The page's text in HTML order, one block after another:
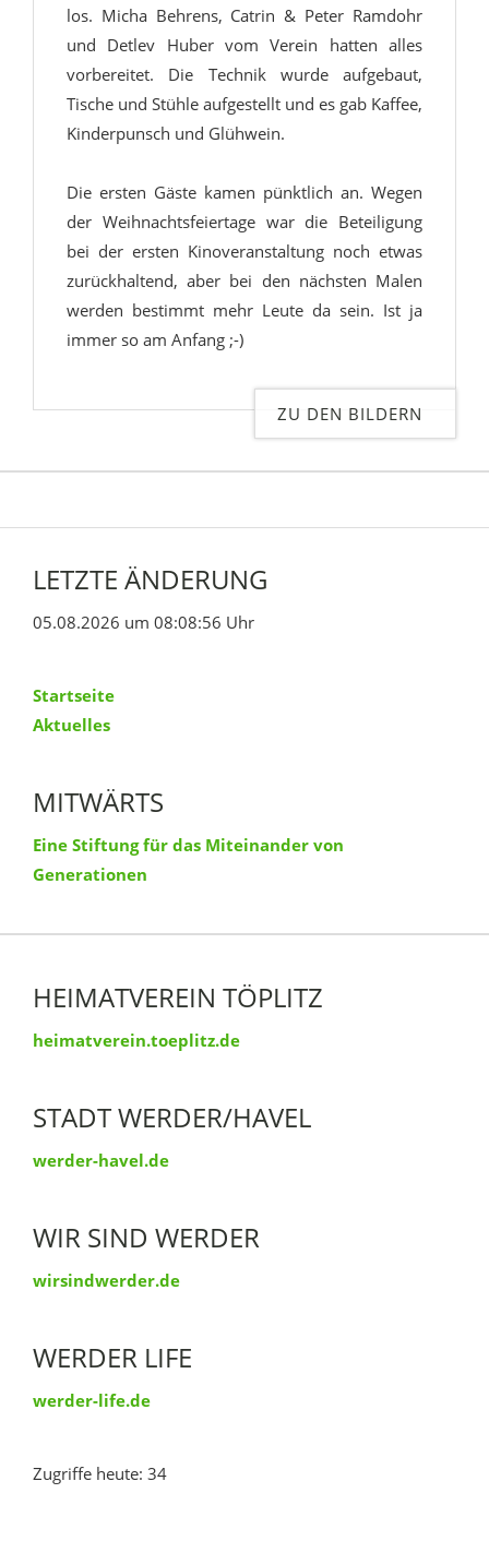
los. Micha Behrens, Catrin & Peter Ramdohr
und Detlev Huber vom Verein hatten alles
vorbereitet. Die Technik wurde aufgebaut,
Tische und Stühle aufgestellt und es gab Kaffee,
Kinderpunsch und Glühwein.
Die ersten Gäste kamen pünktlich an. Wegen
der Weihnachtsfeiertage war die Beteiligung
bei der ersten Kinoveranstaltung noch etwas
zurückhaltend, aber bei den nächsten Malen
werden bestimmt mehr Leute da sein. Ist ja
immer so am Anfang ;-)
ZU DEN BILDERN
LETZTE ÄNDERUNG
05.08.2026 um 08:08:56 Uhr
Startseite
Aktuelles
MITWÄRTS
Eine Stiftung für das Miteinander von
Generationen
HEIMATVEREIN TÖPLITZ
heimatverein.toeplitz.de
STADT WERDER/HAVEL
werder-havel.de
WIR SIND WERDER
wirsindwerder.de
WERDER LIFE
werder-life.de
Zugriffe heute: 34